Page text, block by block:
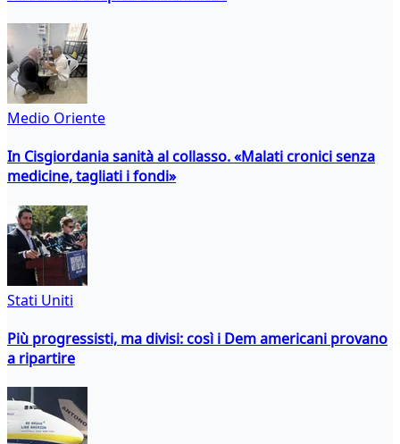
Medio Oriente
In Cisgiordania sanità al collasso. «Malati cronici senza
medicine, tagliati i fondi»
Stati Uniti
Più progressisti, ma divisi: così i Dem americani provano
a ripartire